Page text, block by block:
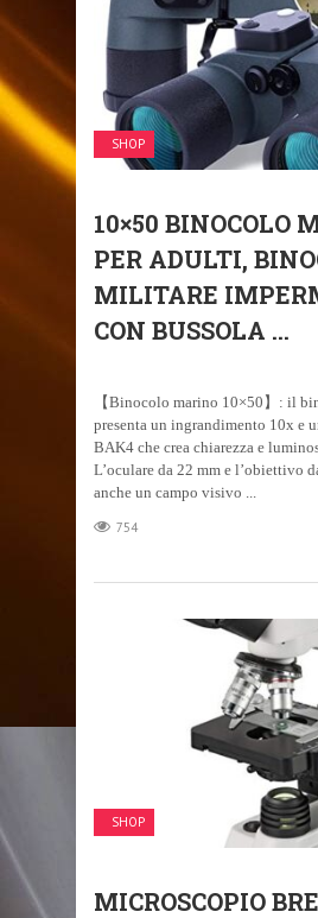
SHOP
10×50 BINOCOLO
PER ADULTI,
MILITARE
CON BUSSOLA ...
【Binocolo marino 10×50】: il
presenta un ingrandimento 10x e
BAK4 che crea chiarezza e
L’oculare da 22 mm e l’obiettivo
anche un campo visivo ...
754
SHOP
MICROSCOPIO